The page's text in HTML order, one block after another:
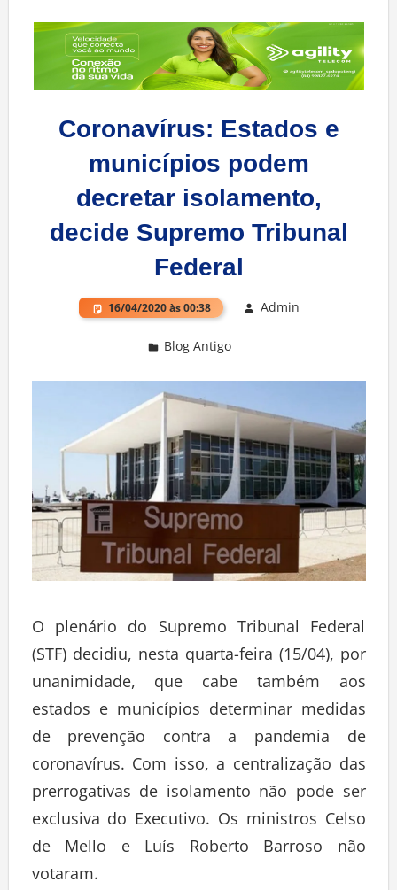
Coronavírus: Estados e
municípios podem
decretar isolamento,
decide Supremo Tribunal
Federal
16/04/2020 às 00:38 Admin
Blog Antigo
O plenário do Supremo Tribunal Federal
(STF) decidiu, nesta quarta-feira (15/04), por
unanimidade, que cabe também aos
estados e municípios determinar medidas
de prevenção contra a pandemia de
coronavírus. Com isso, a centralização das
prerrogativas de isolamento não pode ser
exclusiva do Executivo. Os ministros Celso
de Mello e Luís Roberto Barroso não
votaram.